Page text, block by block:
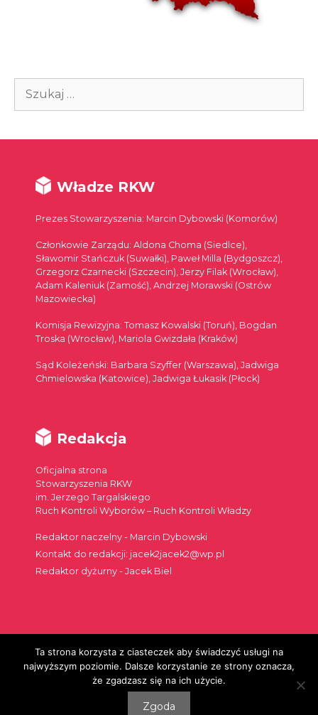
Szukaj:
Władze RKW
Prezes Stowarzyszenia: Marcin Dybowski (Komorów)
Członkowie Zarządu: Aldona Choma (Siedlce),
Sławomir Stańczuk (Suwałki), Paweł Milla (Bydgoszcz),
Grzegorz Czarnecki (Szczecin), Jerzy Filak (Wrocław),
Adam Kaleniuk (Zamość), Andrzej Morawski (Ostrów
Mazowiecka)
Komisja Rewizyjna: Tomasz Kowalski (Toruń), Bogdan
Troska (Wrocław), Mariola Gwizdała (Kraków)
Sąd Koleżeński: Barbara Szyffer (Warszawa), Jadwiga
Chmielowska (Katowice), Jadwiga Łukasik (Płock)
Redakcja
Oficjalna strona
Stowarzyszenia RKW
im. Jerzego Targalskiego
Ruch Kontroli Wyborów – Ruch Kontroli Władzy
Redaktor naczelny - Marcin Dybowski
Kontakt do redakcji: jacek2jacek2@wp.pl
Redaktor dyżurny - Jacek Biel
Szukaj:
Ta strona korzysta z ciasteczek aby świadczyć usługi na
najwyższym poziomie. Dalsze korzystanie ze strony oznacza,
że zgadzasz się na ich użycie.
Zgoda